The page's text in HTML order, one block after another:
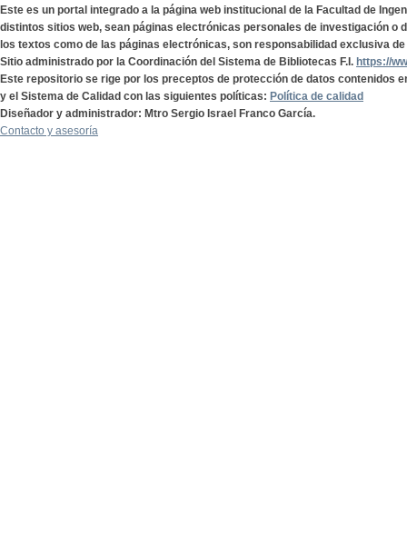
Este es un portal integrado a la página web institucional de la Facultad de
distintos sitios web, sean páginas electrónicas personales de investigación o
los textos como de las páginas electrónicas, son responsabilidad exclusiva
Sitio administrado por la Coordinación del Sistema de Bibliotecas F.I. https://
Este repositorio se rige por los preceptos de protección de datos contenidos
y el Sistema de Calidad con las siguientes políticas: Política de calidad
Diseñador y administrador: Mtro Sergio Israel Franco García.
Contacto y asesoría